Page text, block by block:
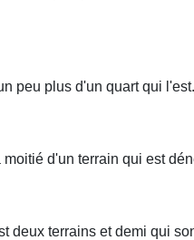
peu plus d'un quart qui l'est.
d'un terrain qui est
deux terrains et demi qui